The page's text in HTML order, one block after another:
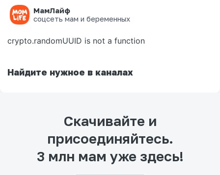
МамЛайф
соцсеть мам и беременных
Ошибка на странице
crypto.randomUUID is not a function
Найдите нужное в каналах
Скачивайте и
присоединяйтесь.
3 млн мам уже здесь!